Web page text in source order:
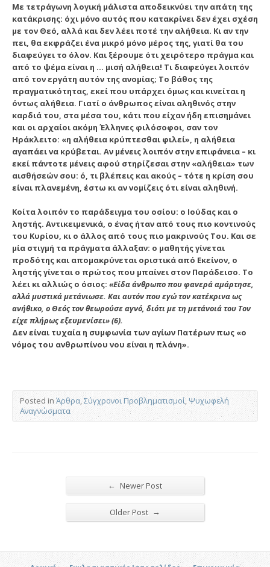
Με τετράγωνη λογική μάλιστα αποδεικνύει την απάτη της
κατάκρισης: όχι μόνο αυτός που κατακρίνει δεν έχει σχέση
με τον Θεό, αλλά και δεν λέει ποτέ την αλήθεια. Κι αν την
πει, θα εκφράζει ένα μικρό μόνο μέρος της, γιατί θα του
διαφεύγει το όλον. Και ξέρουμε ότι χειρότερο πράγμα και
από το ψέμα είναι η … μισή αλήθεια! Τι διαφεύγει λοιπόν
από τον εργάτη αυτόν της ανομίας; Το βάθος της
πραγματικότητας, εκεί που υπάρχει όμως και κινείται η
όντως αλήθεια. Γιατί ο άνθρωπος είναι αληθινός στην
καρδιά του, στα μέσα του, κάτι που είχαν ήδη επισημάνει
και οι αρχαίοι ακόμη Έλληνες φιλόσοφοι, σαν τον
Ηράκλειτο: «η αλήθεια κρύπτεσθαι φιλεί», η αλήθεια
αγαπάει να κρύβεται. Αν μένεις λοιπόν στην επιφάνεια – κι
εκεί πάντοτε μένεις αφού στηρίζεσαι στην «αλήθεια» των
αισθήσεών σου: ό, τι βλέπεις και ακούς – τότε η κρίση σου
είναι πλανεμένη, έστω κι αν νομίζεις ότι είναι αληθινή.
Κοίτα λοιπόν το παράδειγμα του οσίου: ο Ιούδας και ο
ληστής. Αντικειμενικά, ο ένας ήταν από τους πιο κοντινούς
του Κυρίου, κι ο άλλος από τους πιο μακρινούς Του. Και σε
μία στιγμή τα πράγματα άλλαξαν: ο μαθητής γίνεται
προδότης και απομακρύνεται οριστικά από Εκείνον, ο
ληστής γίνεται ο πρώτος που μπαίνει στον Παράδεισο. Το
λέει κι αλλιώς ο όσιος: «Είδα άνθρωπο που φανερά αμάρτησε,
αλλά μυστικά μετάνιωσε. Και αυτόν που εγώ τον κατέκρινα ως
ανήθικο, ο Θεός τον θεωρούσε αγνό, διότι με τη μετάνοιά του Τον
είχε πλήρως εξευμενίσει» (6).
Δεν είναι τυχαία η συμφωνία των αγίων Πατέρων πως «ο
νόμος του ανθρωπίνου νου είναι η πλάνη».
Posted in Άρθρα,Σύγχρονοι Προβληματισμοί,Ψυχωφελή
Αναγνώσματα
← Newer Post
Older Post →